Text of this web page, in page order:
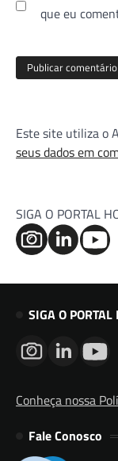
que eu
Este site utiliza o
seus dados em
SIGA O PORTAL
SIGA O
Conheça nossa
Fale Conosco